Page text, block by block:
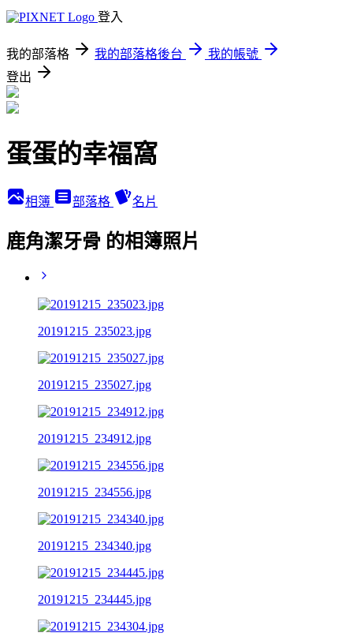
登入
我的部落格 我的部落格後台
我的帳號
登出
蛋蛋的幸福窩
相簿 部落格 名片
鹿角潔牙骨 的相簿照片
20191215_235023.jpg
20191215_235027.jpg
20191215_234912.jpg
20191215_234556.jpg
20191215_234340.jpg
20191215_234445.jpg